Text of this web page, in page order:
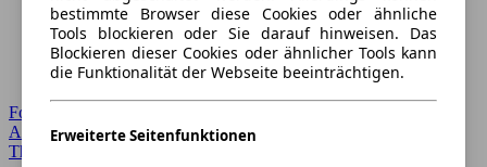
Forum Startseite
Alle Auto-Foren
Themen-Forum
bestimmte Browser diese Cookies oder ähnliche
Tools blockieren oder Sie darauf hinweisen. Das
Blockieren dieser Cookies oder ähnlicher Tools kann
die Funktionalität der Webseite beeinträchtigen.
Erweiterte Seitenfunktionen